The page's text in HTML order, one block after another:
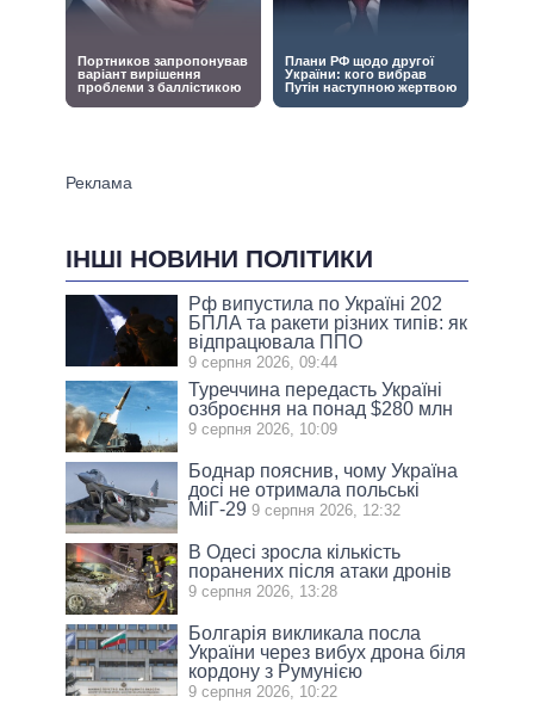
ІНШІ НОВИНИ ПОЛІТИКИ
Рф випустила по Україні 202
БПЛА та ракети різних типів: як
відпрацювала ППО
9 серпня 2026, 09:44
Туреччина передасть Україні
озброєння на понад $280 млн
9 серпня 2026, 10:09
Боднар пояснив, чому Україна
досі не отримала польські
МіГ-29 9 серпня 2026, 12:32
В Одесі зросла кількість
поранених після атаки дронів
9 серпня 2026, 13:28
Болгарія викликала посла
України через вибух дрона біля
кордону з Румунією
9 серпня 2026, 10:22